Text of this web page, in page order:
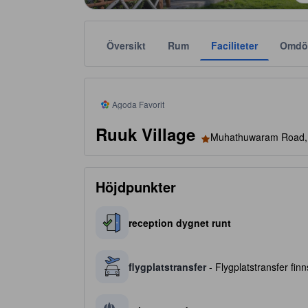
Översikt Rum Faciliteter
Agoda Favorit
Agoda Favorit rekommenderar tillförlitliga och
Ruuk Village
Stjärnklassificeringar tillhandahålls av boendena
Muhathuwaram
Höjdpunkter
reception dygnet runt
flygplatstransfer- Flygplatstransfer